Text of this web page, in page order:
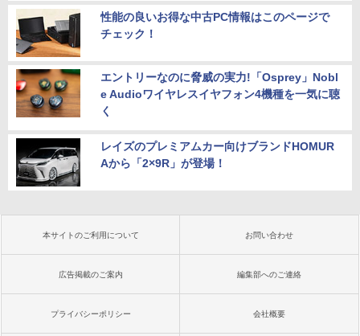
性能の良いお得な中古PC情報はこのページで
チェック！
エントリーなのに脅威の実力!「Osprey」Nobl
e Audioワイヤレスイヤフォン4機種を一気に聴
く
レイズのプレミアムカー向けブランドHOMUR
Aから「2×9R」が登場！
本サイトのご利用について お問い合わせ
広告掲載のご案内 編集部へのご連絡
プライバシーポリシー 会社概要